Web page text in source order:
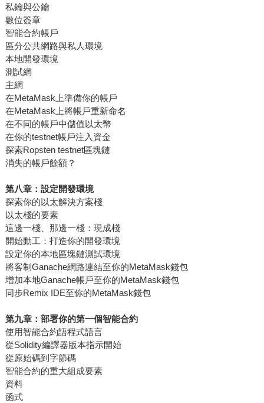
私鑰與公鑰
數位簽章
智能合約帳戶
區分公共網路與私人環境
本地開發環境
測試網
主網
在MetaMask上準備你的帳戶
在MetaMask上將帳戶重新命名
在不同的帳戶中儲值以太幣
在你的testnet帳戶注入資金
探索Ropsten testnet區塊鏈
消失的帳戶餘額？
第八章：設定開發環境
探索你的以太解決方案棧
以太棧的要素
這邊一棧、那邊一棧：現成棧
開始動工：打造你的開發環境
設定你的本地區塊鏈測試環境
將客制Ganache網路連結至你的MetaMask錢包
增加本地Ganache帳戶至你的MetaMask錢包
同步Remix IDE至你的MetaMask錢包
第九章：部署你的第一個智能合約
使用智能合約語程式語言
從Solidity編譯器版本指示開始
從原始碼到字節碼
智能合約的重大組成要素
資料
函式